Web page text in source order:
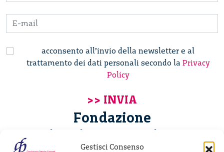
Gestisci Consenso
acconsento all’invio della newsletter e al
trattamento dei dati personali secondo la Privacy
Policy
Fondazione
Giannino Bassetti ETS